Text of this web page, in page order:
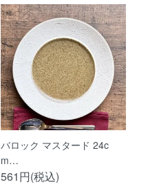
バロック マスタード 24c
m…
561円(税込)